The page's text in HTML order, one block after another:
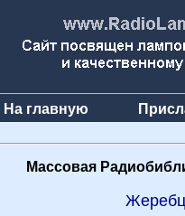
На главную
Массовая